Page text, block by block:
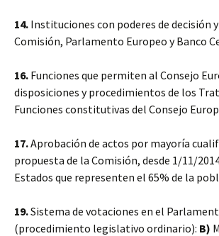
14. Instituciones con poderes de decisión
Comisión, Parlamento Europeo y Banco
16. Funciones que permiten al Consejo
disposiciones y procedimientos de los
Funciones constitutivas del Consejo
17.Aprobación de actos por mayoría
propuesta de la Comisión, desde 1/11/
Estados que representen el 65% de la
19.Sistema de votaciones en el
(procedimiento legislativo ordinario): B)